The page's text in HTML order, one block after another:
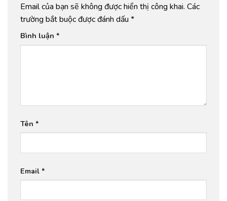
Email của bạn sẽ không được hiển thị công khai. Các
trường bắt buộc được đánh dấu *
Bình luận *
Tên *
Email *